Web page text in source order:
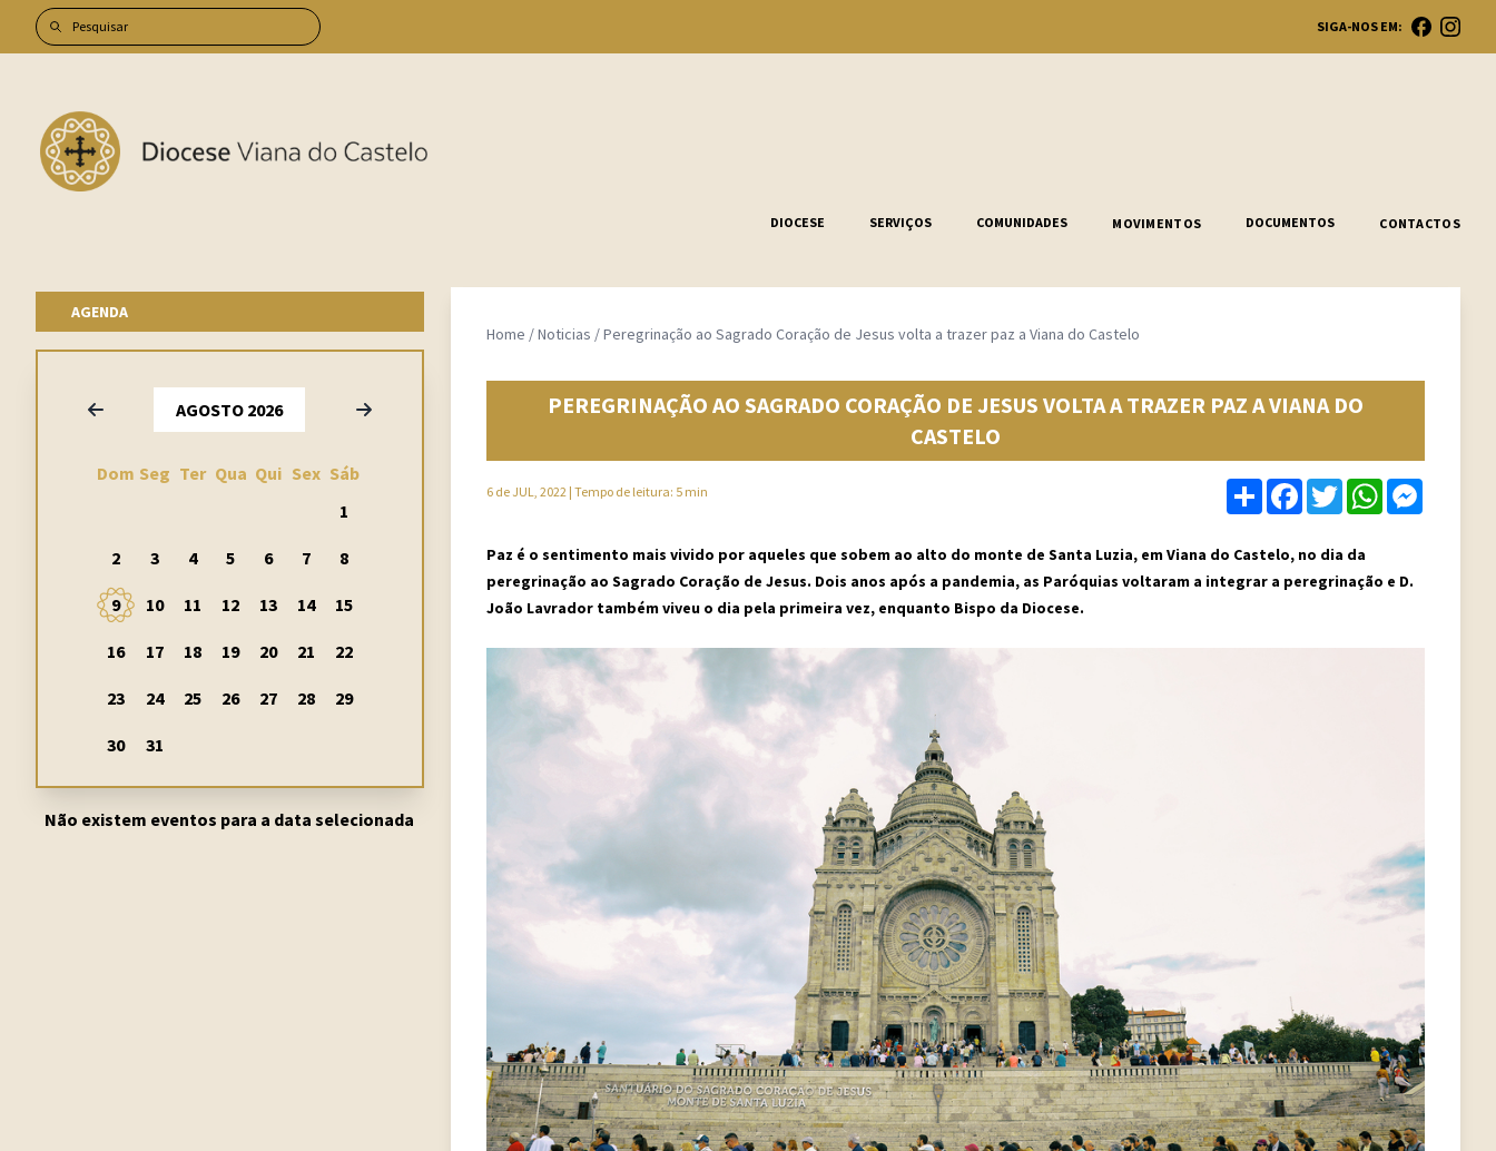
SIGA-NOS EM:
DIOCESE SERVIÇOS COMUNIDADES MOVIMENTOS DOCUMENTOS CONTACTOS
AGENDA
Anterior AGOSTO 2026 Seguinte
Dom Seg Ter Qua Qui Sex Sáb
1
2 3 4 5 6 7 8
9 10 11 12 13 14 15
16 17 18 19 20 21 22
23 24 25 26 27 28 29
30 31
Não existem eventos para a data selecionada
Home /Noticias /Peregrinação ao Sagrado Coração de Jesus volta a trazer paz a Viana do Castelo
PEREGRINAÇÃO AO SAGRADO CORAÇÃO DE JESUS VOLTA A TRAZER PAZ A VIANA DO
CASTELO
6 de JUL, 2022| Tempo de leitura: 5 min ShareFacebook
TwitterWhatsApp
Paz é o sentimento mais vivido por aqueles que sobem ao alto do monte de Santa Luzia, em Viana do Castelo, no dia da
peregrinação ao Sagrado Coração de Jesus. Dois anos após a pandemia, as Paróquias voltaram a integrar a peregrinação e D.
João Lavrador também viveu o dia pela primeira vez, enquanto Bispo da Diocese.